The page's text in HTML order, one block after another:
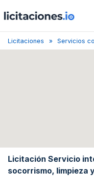
Licitaciones Servicios
Licitación Servicio
socorrismo, limpieza